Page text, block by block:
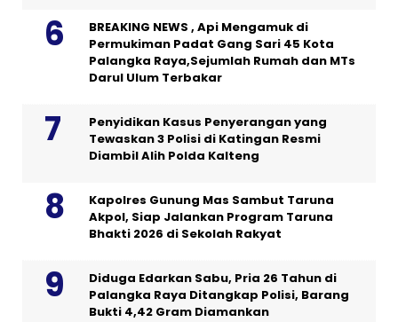
BREAKING NEWS , Api Mengamuk di
Permukiman Padat Gang Sari 45 Kota
Palangka Raya,Sejumlah Rumah dan MTs
Darul Ulum Terbakar
Penyidikan Kasus Penyerangan yang
Tewaskan 3 Polisi di Katingan Resmi
Diambil Alih Polda Kalteng
Kapolres Gunung Mas Sambut Taruna
Akpol, Siap Jalankan Program Taruna
Bhakti 2026 di Sekolah Rakyat
Diduga Edarkan Sabu, Pria 26 Tahun di
Palangka Raya Ditangkap Polisi, Barang
Bukti 4,42 Gram Diamankan